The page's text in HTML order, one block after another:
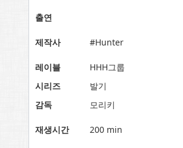
출연
제작사 #Hunter
레이블
HHH그룹
시리즈
발기
감독
모리키
재생시간 200 min